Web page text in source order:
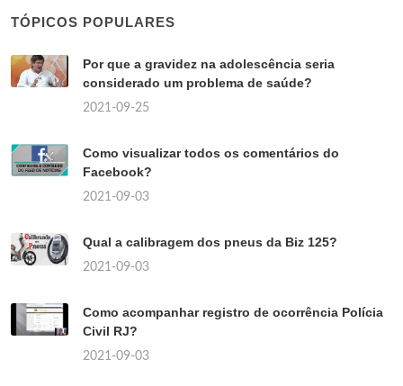
TÓPICOS POPULARES
Por que a gravidez na adolescência seria
considerado um problema de saúde?
2021-09-25
Como visualizar todos os comentários do
Facebook?
2021-09-03
Qual a calibragem dos pneus da Biz 125?
2021-09-03
Como acompanhar registro de ocorrência Polícia
Civil RJ?
2021-09-03